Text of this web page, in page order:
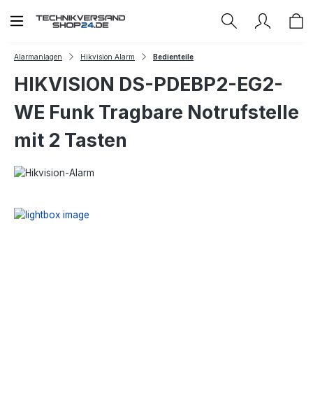
Zum Hauptinhalt springen
Alarmanlagen Hikvision Alarm Bedienteile
HIKVISION DS-PDEBP2-EG2-
WE Funk Tragbare Notrufstelle
mit 2 Tasten